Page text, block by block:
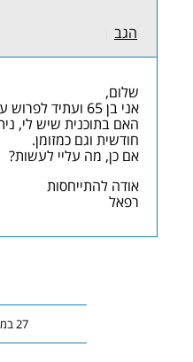
הגב
שלום,
אני בן 65 ועתיד
האם בתוכנית שיש לי,
חודשית וגם כמזומן.
אם כן, מה עליי לעשות?
אודה להתייחסות
רפאל
27 במאי 2018 בשעה 18:46